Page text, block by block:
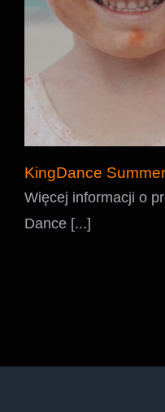
KingDance
Więcej informacji o
Dance [...]